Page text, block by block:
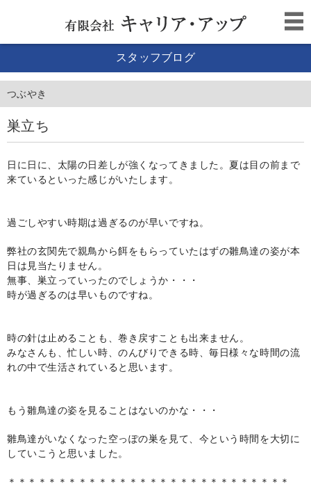
スタッフブログ
つぶやき
巣立ち
日に日に、太陽の日差しが強くなってきました。夏は目の前まで
来ているといった感じがいたします。
過ごしやすい時期は過ぎるのが早いですね。
弊社の玄関先で親鳥から餌をもらっていたはずの雛鳥達の姿が本
日は見当たりません。
無事、巣立っていったのでしょうか・・・
時が過ぎるのは早いものですね。
時の針は止めることも、巻き戻すことも出来ません。
みなさんも、忙しい時、のんびりできる時、毎日様々な時間の流
れの中で生活されていると思います。
もう雛鳥達の姿を見ることはないのかな・・・
雛鳥達がいなくなった空っぽの巣を見て、今という時間を大切に
していこうと思いました。
＊＊＊＊＊＊＊＊＊＊＊＊＊＊＊＊＊＊＊＊＊＊＊＊＊＊＊＊